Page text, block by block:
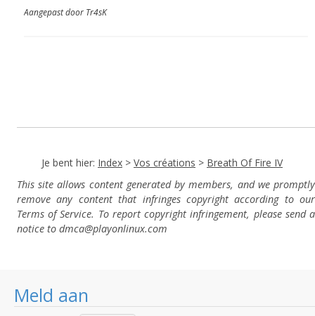
Meld aan
Aangepast door Tr4sK
Je bent hier: Index > Vos créations > Breath Of Fire IV
This site allows content generated by members, and we promptly
remove any content that infringes copyright according to our
Terms of Service. To report copyright infringement, please send a
notice to dmca@playonlinux.com